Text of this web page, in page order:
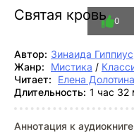
Святая кровь 0
Автор: Зинаида Гиппиус
Жанр:
Мистика /
Читает:
Елена Долотина
Длительность: 1 час 32
Аннотация к